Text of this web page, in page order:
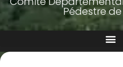
Pédestre